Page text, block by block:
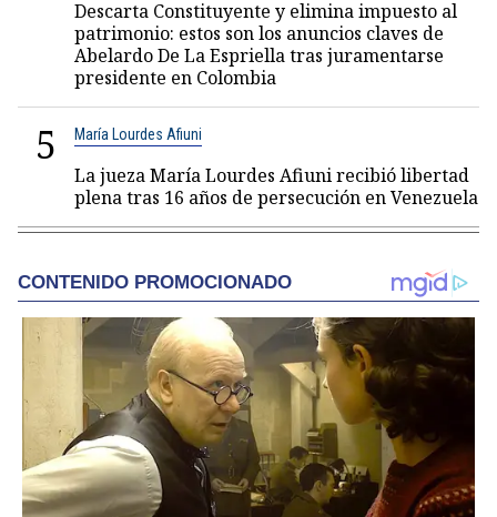
Descarta Constituyente y elimina impuesto al
patrimonio: estos son los anuncios claves de
Abelardo De La Espriella tras juramentarse
presidente en Colombia
5 María Lourdes Afiuni
La jueza María Lourdes Afiuni recibió libertad
plena tras 16 años de persecución en Venezuela